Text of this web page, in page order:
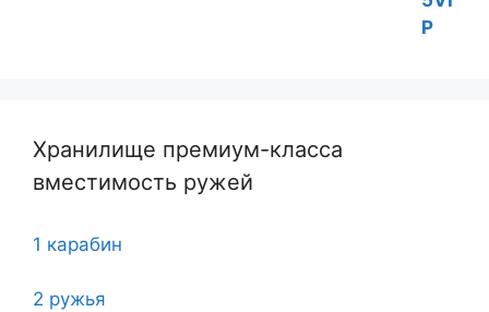
Хранилище премиум-класса
вместимость ружей
1 карабин
2 ружья